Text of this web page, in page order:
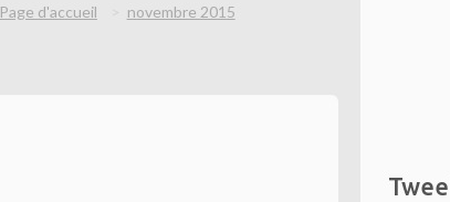
Page d'accueil novembre 2015